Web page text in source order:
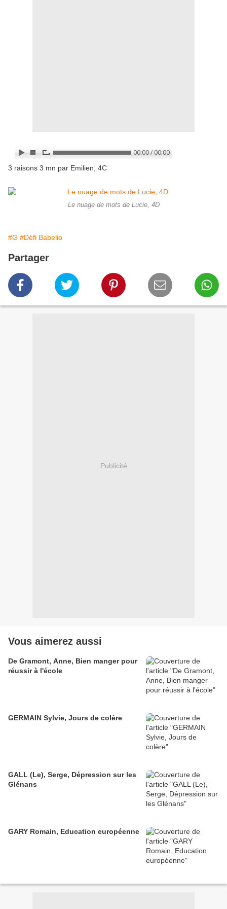
3 raisons 3 mn par Emilien, 4C
Le nuage de mots de Lucie, 4D
#G #Défi Babelio
Partager
Publicité
Vous aimerez aussi
De Gramont, Anne, Bien manger pour
réussir à l'école
GERMAIN Sylvie, Jours de colère
GALL (Le), Serge, Dépression sur les
Glénans
GARY Romain, Education européenne